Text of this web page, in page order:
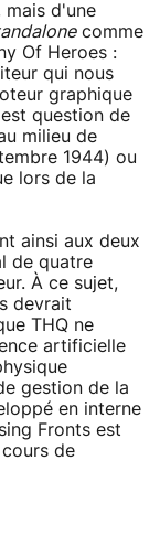
mais d'une
comme
Of Heroes :
qui nous
graphique
est question de
milieu de
1944) ou
lors de la
ainsi aux deux
de quatre
À ce sujet,
devrait
THQ ne
artificielle
gestion de la
en interne
Fronts est
de